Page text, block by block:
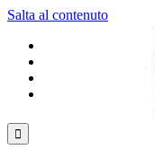
Salta al contenuto